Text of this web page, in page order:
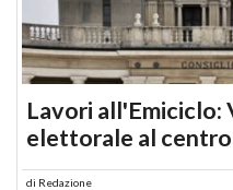
Lavori all'Emiciclo:
elettorale al
di Redazione